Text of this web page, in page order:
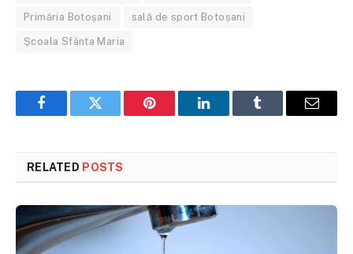
Primăria Botoșani sală de sport Botoșani
Școala Sfânta Maria
FacebookTwitter Pinterest LinkedInTumblr Email
RELATED POSTS